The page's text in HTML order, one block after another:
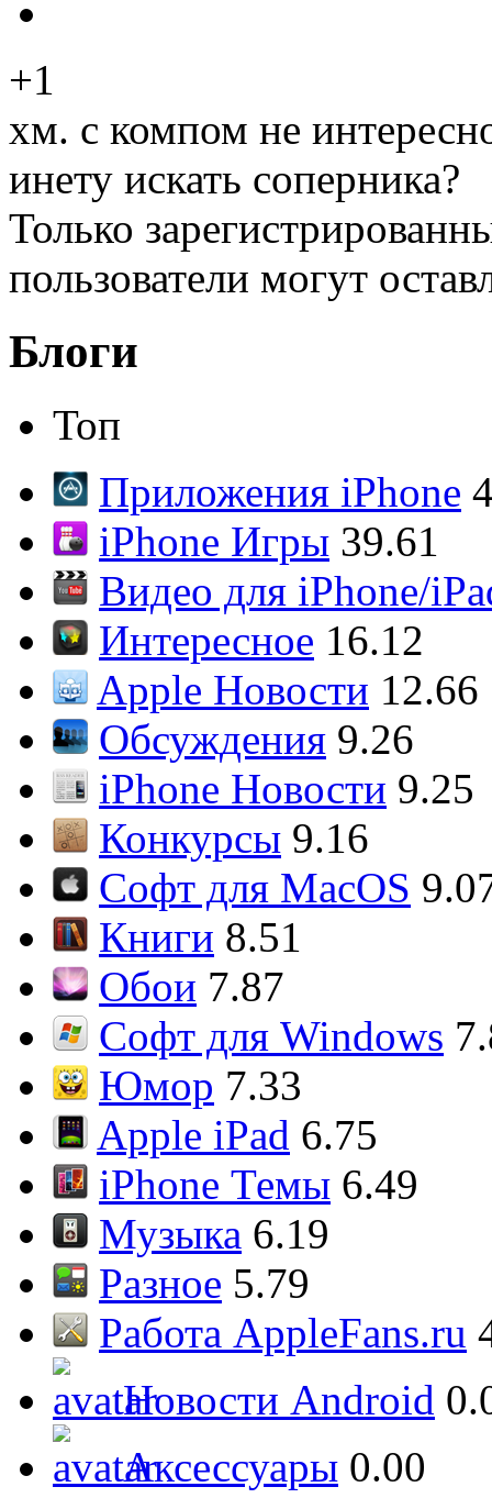
+1
хм. с компом не
инету искать соперника?
Только
пользователи могут
Блоги
Топ
Приложения iPhone
iPhone Игры 39.61
Видео для iPhone/
Интересное 16.12
Apple Новости 12.66
Обсуждения 9.26
iPhone Новости 9.25
Конкурсы 9.16
Софт для MacOS
Книги 8.51
Обои 7.87
Софт для Windows
Юмор 7.33
Apple iPad 6.75
iPhone Темы 6.49
Музыка 6.19
Разное 5.79
Работа AppleFans.ru
Новости Android
Аксессуары 0.00